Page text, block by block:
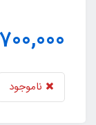
ناموجود